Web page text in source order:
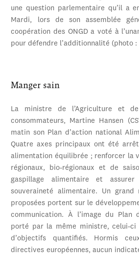
une question parlementaire qu’il a
Mardi, lors de son assemblée
coopération des ONGD a voté à
pour défendre l’additionnalité (photo :
Manger sain
La ministre de l’Agriculture et
consommateurs, Martine Hansen
matin son Plan d’action national
Quatre axes principaux ont été
alimentation équilibrée ; renforcer la
régionaux, bio-régionaux et de
gaspillage alimentaire et
souveraineté alimentaire. Un grand
proposées portent sur le
communication. À l’image du Plan
porté par la même ministre, celui-ci
d’objectifs quantifiés. Hormis
directives européennes, aucun